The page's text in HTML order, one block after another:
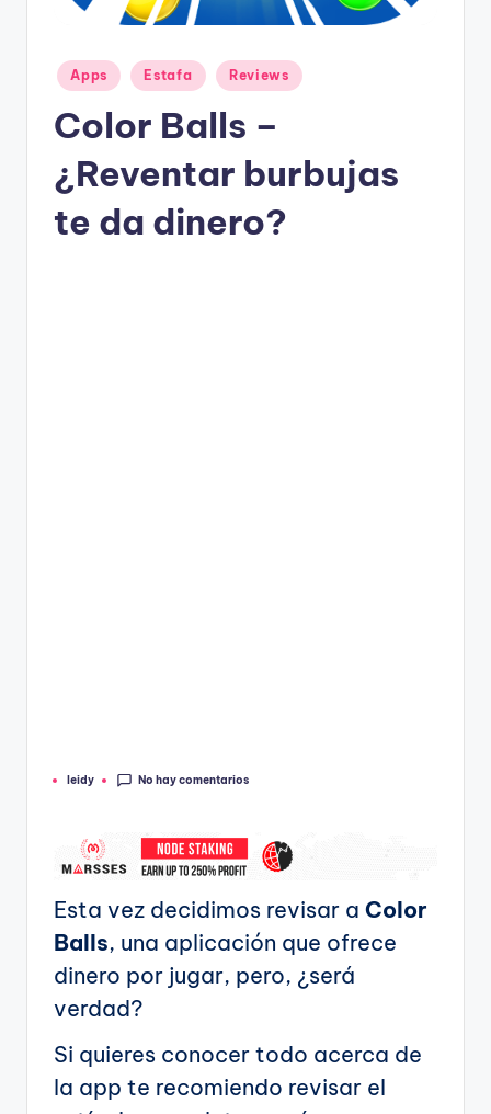
Publicado
en
Apps Estafa Reviews
Color Balls –
¿Reventar burbujas
te da dinero?
Publicado
leidy No hay comentarios
Esta vez decidimos revisar a Color
Balls, una aplicación que ofrece
dinero por jugar, pero, ¿será
verdad?
Si quieres conocer todo acerca de
la app te recomiendo revisar el